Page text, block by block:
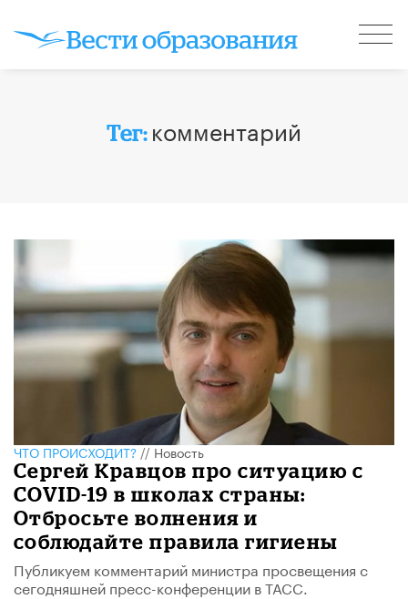
Тег: комментарий
ЧТО ПРОИСХОДИТ?//Новость
Сергей Кравцов про ситуацию с
COVID-19 в школах страны:
Отбросьте волнения и
соблюдайте правила гигиены
Публикуем комментарий министра просвещения с
сегодняшней пресс-конференции в ТАСС.